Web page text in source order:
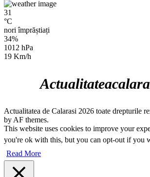
31
°C
nori împrăștiați
34%
1012 hPa
19 Km/h
Actualitatea de Calarasi 2026 toate drepturile
by AF themes.
This website uses cookies to improve your
you're ok with this, but you can opt-out if you
Read More